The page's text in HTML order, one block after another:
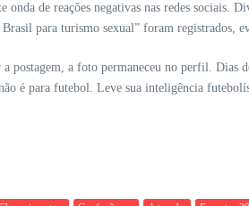
de reações negativas nas redes sociais.
Brasil para turismo sexual” foram registrados,
postagem, a foto permaneceu no perfil.
é para futebol. Leve sua inteligência